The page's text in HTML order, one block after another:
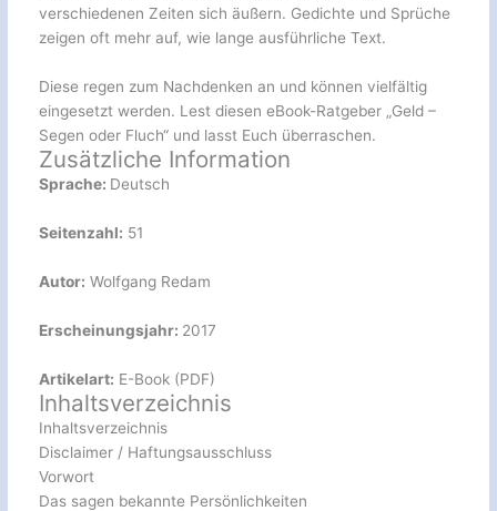
verschiedenen Zeiten sich äußern. Gedichte und Sprüche
zeigen oft mehr auf, wie lange ausführliche Text.
Diese regen zum Nachdenken an und können vielfältig
eingesetzt werden. Lest diesen eBook-Ratgeber „Geld –
Segen oder Fluch“ und lasst Euch überraschen.
Zusätzliche Information
Sprache: Deutsch
Seitenzahl: 51
Autor: Wolfgang Redam
Erscheinungsjahr: 2017
Artikelart: E-Book (PDF)
Inhaltsverzeichnis
Inhaltsverzeichnis
Disclaimer / Haftungsausschluss
Vorwort
Das sagen bekannte Persönlichkeiten